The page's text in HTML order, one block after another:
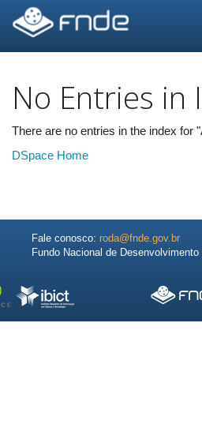
navigation
No Entries in
There are no entries in the index for
DSpace Home
Fale conosco: roda@fnde.gov.br
Fundo Nacional de